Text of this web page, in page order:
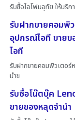
รับซื้อไอโฟนอุทัย ให้บริก
รับฝากขายคอมพิ
อุปกรณ์ไอที ขาย
ไอที
รับฝากขายคอมพิวเตอร์
นำข
รับซื้อโน๊ตบุ๊ค
ขายของหลุดจำนำ